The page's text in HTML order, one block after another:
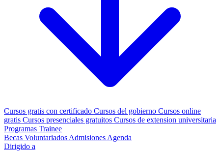
Cursos gratis con certificado Cursos del gobierno Cursos online
gratis Cursos presenciales gratuitos Cursos de extension universitaria
Programas Trainee
Becas Voluntariados Admisiones Agenda
Dirigido a